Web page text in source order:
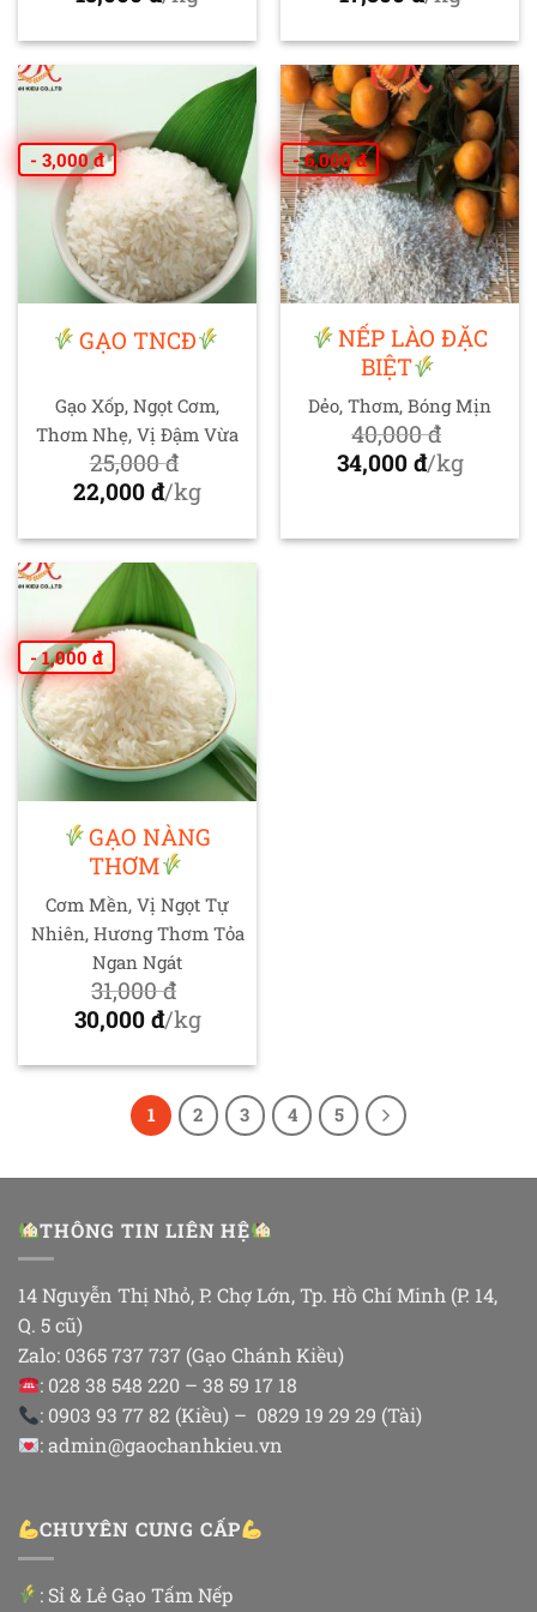
là:
18,000 đ.
hiện
15,000 đ.
là:
19,000 đ.
hiện
tại
là:
17,500 đ.
- 3,000 đ
GẠO TNCĐ
Gạo Xốp, Ngọt Cơm,
Thơm Nhẹ, Vị Đậm Vừa
25,000đ
Giá
là:
25,000 đ.
22,000 đ/kg
hiện
tại
là:
22,000 đ.
- 6,000 đ
NẾP LÀO ĐẶC
BIỆT
Dẻo, Thơm, Bóng Mịn
40,000đ
Giá
40,000 đ.
34,000 đ/kg
tại
- 1,000 đ
GẠO NÀNG
THƠM
Cơm Mền, Vị Ngọt Tự
Nhiên, Hương Thơm Tỏa
Ngan Ngát
31,000đ
Giá
là:
31,000 đ.
30,000 đ/kg
hiện
tại
là:
1 2 3 4 5
THÔNG TIN LIÊN HỆ
14 Nguyễn Thị Nhỏ, P. Chợ Lớn, Tp. Hồ Chí Minh (P. 14,
Q. 5 cũ)
Zalo: 0365 737 737 (Gạo Chánh Kiều)
: 028 38 548 220 – 38 59 17 18
: 0903 93 77 82 (Kiều) – 0829 19 29 29 (Tài)
: admin@gaochanhkieu.vn
CHUYÊN CUNG CẤP
: Sỉ & Lẻ Gạo Tấm Nếp